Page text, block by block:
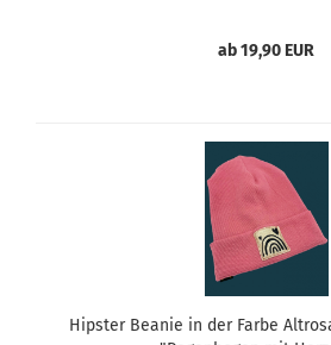
ab 19,90 EUR
Hipster Beanie in der Farbe